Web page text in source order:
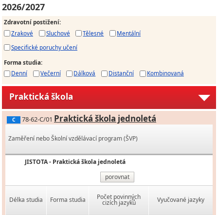
2026/2027
Zdravotní postižení:
Zrakové
Sluchové Tělesné
Mentální
Specifické poruchy učení
Forma studia:
Denní
Večerní Dálková Distanční Kombinovaná
Praktická škola
C 78-62-C/01 Praktická škola jednoletá
Zaměření nebo Školní vzdělávací program (ŠVP)
JISTOTA - Praktická škola jednoletá
porovnat
Délka studia Forma studia Počet povinných
cizích jazyků Vyučované jazyky